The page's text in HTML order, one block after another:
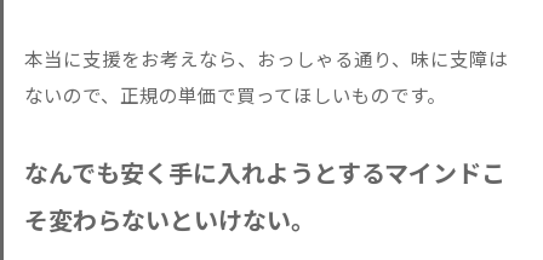
本当に支援をお考えなら、おっしゃる通り、味に支障は
ないので、正規の単価で買ってほしいものです。
なんでも安く手に入れようとするマインドこ
そ変わらないといけない。